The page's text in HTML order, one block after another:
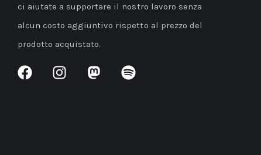
ci aiutate a supportare il nostro lavoro senza
alcun costo aggiuntivo rispetto al prezzo del
prodotto acquistato.